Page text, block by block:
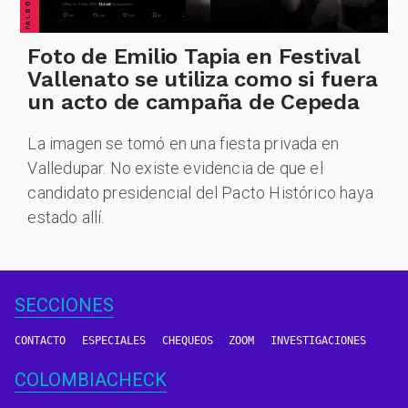
Foto de Emilio Tapia en Festival
Vallenato se utiliza como si fuera
un acto de campaña de Cepeda
La imagen se tomó en una fiesta privada en
Valledupar. No existe evidencia de que el
candidato presidencial del Pacto Histórico haya
estado allí.
SECCIONES
CONTACTO ESPECIALES CHEQUEOS ZOOM INVESTIGACIONES
COLOMBIACHECK